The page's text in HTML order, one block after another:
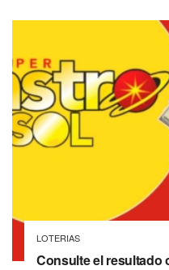
LOTERIAS
Consulte el resultado